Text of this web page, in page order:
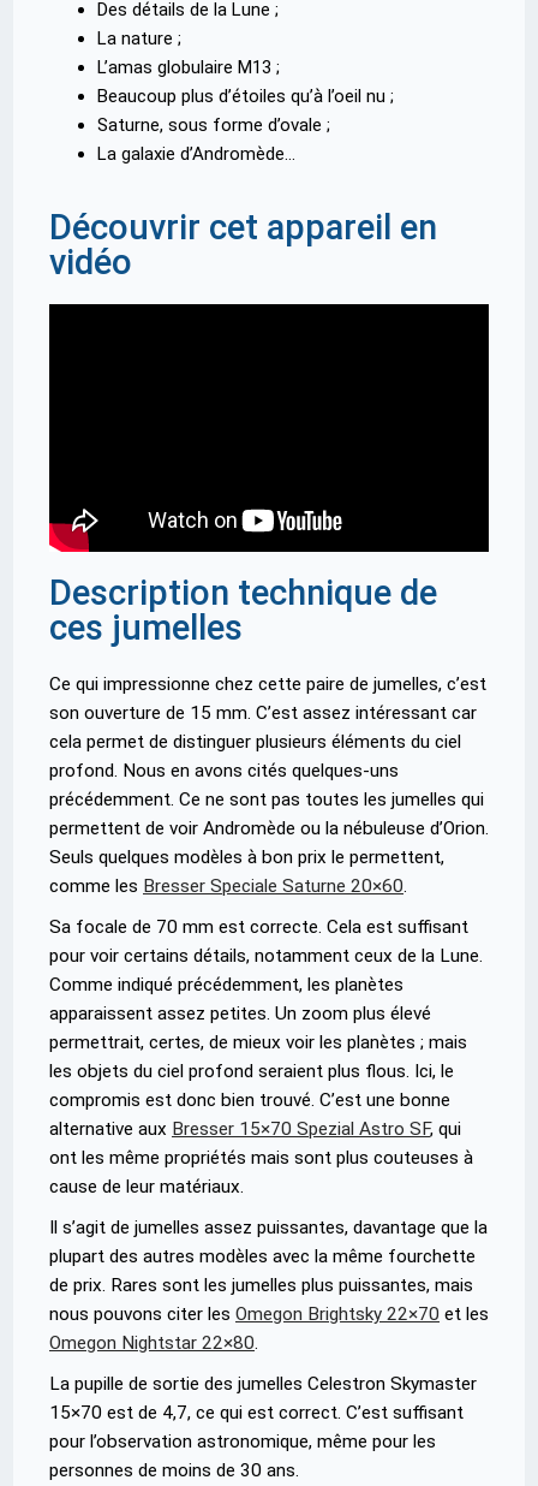
Des détails de la Lune ;
La nature ;
L’amas globulaire M13 ;
Beaucoup plus d’étoiles qu’à l’oeil nu ;
Saturne, sous forme d’ovale ;
La galaxie d’Andromède…
Découvrir cet appareil en
vidéo
Description technique de
ces jumelles
Ce qui impressionne chez cette paire de jumelles, c’est
son ouverture de 15 mm. C’est assez intéressant car
cela permet de distinguer plusieurs éléments du ciel
profond. Nous en avons cités quelques-uns
précédemment. Ce ne sont pas toutes les jumelles qui
permettent de voir Andromède ou la nébuleuse d’Orion.
Seuls quelques modèles à bon prix le permettent,
comme les Bresser Speciale Saturne 20×60.
Sa focale de 70 mm est correcte. Cela est suffisant
pour voir certains détails, notamment ceux de la Lune.
Comme indiqué précédemment, les planètes
apparaissent assez petites. Un zoom plus élevé
permettrait, certes, de mieux voir les planètes ; mais
les objets du ciel profond seraient plus flous. Ici, le
compromis est donc bien trouvé. C’est une bonne
alternative aux Bresser 15×70 Spezial Astro SF, qui
ont les même propriétés mais sont plus couteuses à
cause de leur matériaux.
Il s’agit de jumelles assez puissantes, davantage que la
plupart des autres modèles avec la même fourchette
de prix. Rares sont les jumelles plus puissantes, mais
nous pouvons citer les Omegon Brightsky 22×70 et les
Omegon Nightstar 22×80.
La pupille de sortie des jumelles Celestron Skymaster
15×70 est de 4,7, ce qui est correct. C’est suffisant
pour l’observation astronomique, même pour les
personnes de moins de 30 ans.